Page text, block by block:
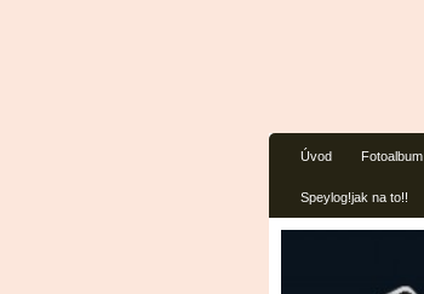
Úvod Fotoalbum
Speylog!jak na to!!